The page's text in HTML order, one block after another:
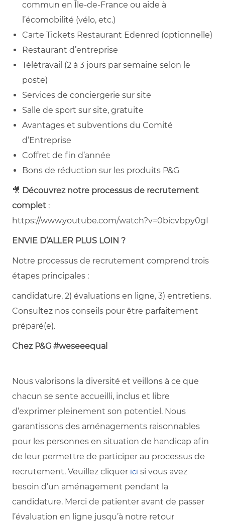
commun en Île‑de‑France ou aide à
l’écomobilité (vélo, etc.)
Carte Tickets Restaurant Edenred (optionnelle)
Restaurant d’entreprise
Télétravail (2 à 3 jours par semaine selon le
poste)
Services de conciergerie sur site
Salle de sport sur site, gratuite
Avantages et subventions du Comité
d’Entreprise
Coffret de fin d’année
Bons de réduction sur les produits P&G
🎥 Découvrez notre processus de recrutement
complet :
https://www.youtube.com/watch?v=0bicvbpy0gI
ENVIE D’ALLER PLUS LOIN ?
Notre processus de recrutement comprend trois
étapes principales :
candidature, 2) évaluations en ligne, 3) entretiens.
Consultez nos conseils pour être parfaitement
préparé(e).
Chez P&G #weseeequal
Nous valorisons la diversité et veillons à ce que
chacun se sente accueilli, inclus et libre
d’exprimer pleinement son potentiel. Nous
garantissons des aménagements raisonnables
pour les personnes en situation de handicap afin
de leur permettre de participer au processus de
recrutement. Veuillez cliquer ici si vous avez
besoin d’un aménagement pendant la
candidature. Merci de patienter avant de passer
l’évaluation en ligne jusqu’à notre retour